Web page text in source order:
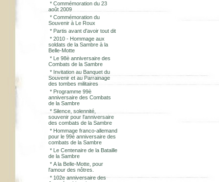
* Commémoration du 23
août 2009
* Commémoration du
Souvenir à Le Roux
* Partis avant d'avoir tout dit
* 2010 - Hommage aux
soldats de la Sambre à la
Belle-Motte
* Le 98è anniversaire des
Combats de la Sambre
* Invitation au Banquet du
Souvenir et au Parrainage
des tombes militaires
* Programme 99è
anniversaire des Combats
de la Sambre
* Silence, solennité,
souvenir pour l'anniversaire
des combats de la Sambre
* Hommage franco-allemand
pour le 99è anniversaire des
combats de la Sambre
* Le Centenaire de la Bataille
de la Sambre
* A la Belle-Motte, pour
l'amour des nôtres.
* 102e anniversaire des